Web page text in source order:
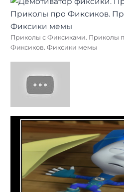
Приколы с Фиксиками. Приколы
Фиксиков. Фиксики мемы